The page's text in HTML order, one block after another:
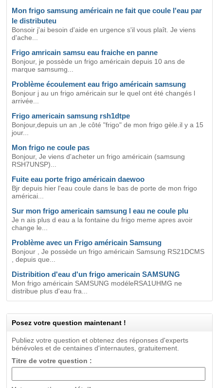
Mon frigo samsung américain ne fait que coule l'eau par
le distributeu
Bonsoir j'ai besoin d'aide en urgence s'il vous plaît. Je viens
d'ache...
Frigo amricain samsu eau fraiche en panne
Bonjour, je possède un frigo américain depuis 10 ans de
marque samsumg...
Problème écoulement eau frigo américain samsung
Bonjour j au un frigo américain sur le quel ont été changés l
arrivée...
Frigo americain samsung rsh1dtpe
Bonjour,depuis un an ,le côté "frigo" de mon frigo gèle.il y a 15
jour...
Mon frigo ne coule pas
Bonjour, Je viens d'acheter un frigo américain (samsung
RSH7UNSP)...
Fuite eau porte frigo américain daewoo
Bjr depuis hier l'eau coule dans le bas de porte de mon frigo
américai...
Sur mon frigo americain samsung l eau ne coule plu
Je n ais plus d eau a la fontaine du frigo meme apres avoir
change le...
Problème avec un Frigo américain Samsung
Bonjour , Je possède un frigo américain Samsung RS21DCMS
, depuis que...
Distribition d'eau d'un frigo americain SAMSUNG
Mon frigo américain SAMSUNG modéleRSA1UHMG ne
distribue plus d'eau fra...
Posez votre question maintenant !
Publiez votre question et obtenez des réponses d'experts
bénévoles et de centaines d'internautes, gratuitement.
Titre de votre question :